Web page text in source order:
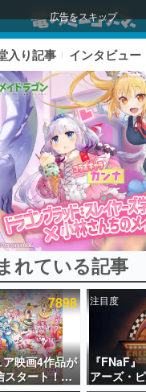
広告をスキップ
アップ
まれている記事ランキング
報
入り記事 インタビュー
れている記事
7898
ア映画4作品が
スタート！な
注目度
『FNaF
アーズ・